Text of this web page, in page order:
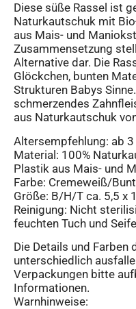
Diese süße Rassel ist
Naturkautschuk mit
aus Mais- und
Zusammensetzung
Alternative dar. Die
Glöckchen, bunten
Strukturen Babys
schmerzendes
aus Naturkautschuk
Altersempfehlung: ab 3
Material: 100%
Plastik aus Mais- und
Farbe: Cremeweiß/Bunt
Größe: B/H/T ca. 5,5 x
Reinigung: Nicht
feuchten Tuch und
Die Details und Farben
unterschiedlich
Verpackungen bitte
Informationen.
Warnhinweise: